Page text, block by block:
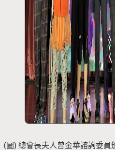
(圖) 總會長夫人曾金華諮詢委